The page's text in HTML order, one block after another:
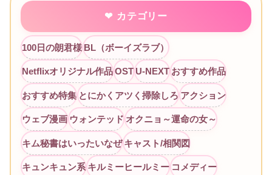
カテゴリー
100日の朗君様 BL（ボーイズラブ）
Netflixオリジナル作品 OST U-NEXT おすすめ作品
おすすめ特集 とにかくアツく掃除しろ アクション
ウェブ漫画 ウォンテッド オクニョ～運命の女～
キム秘書はいったいなぜ キャスト/相関図
キュンキュン系 キルミーヒールミー コメディー